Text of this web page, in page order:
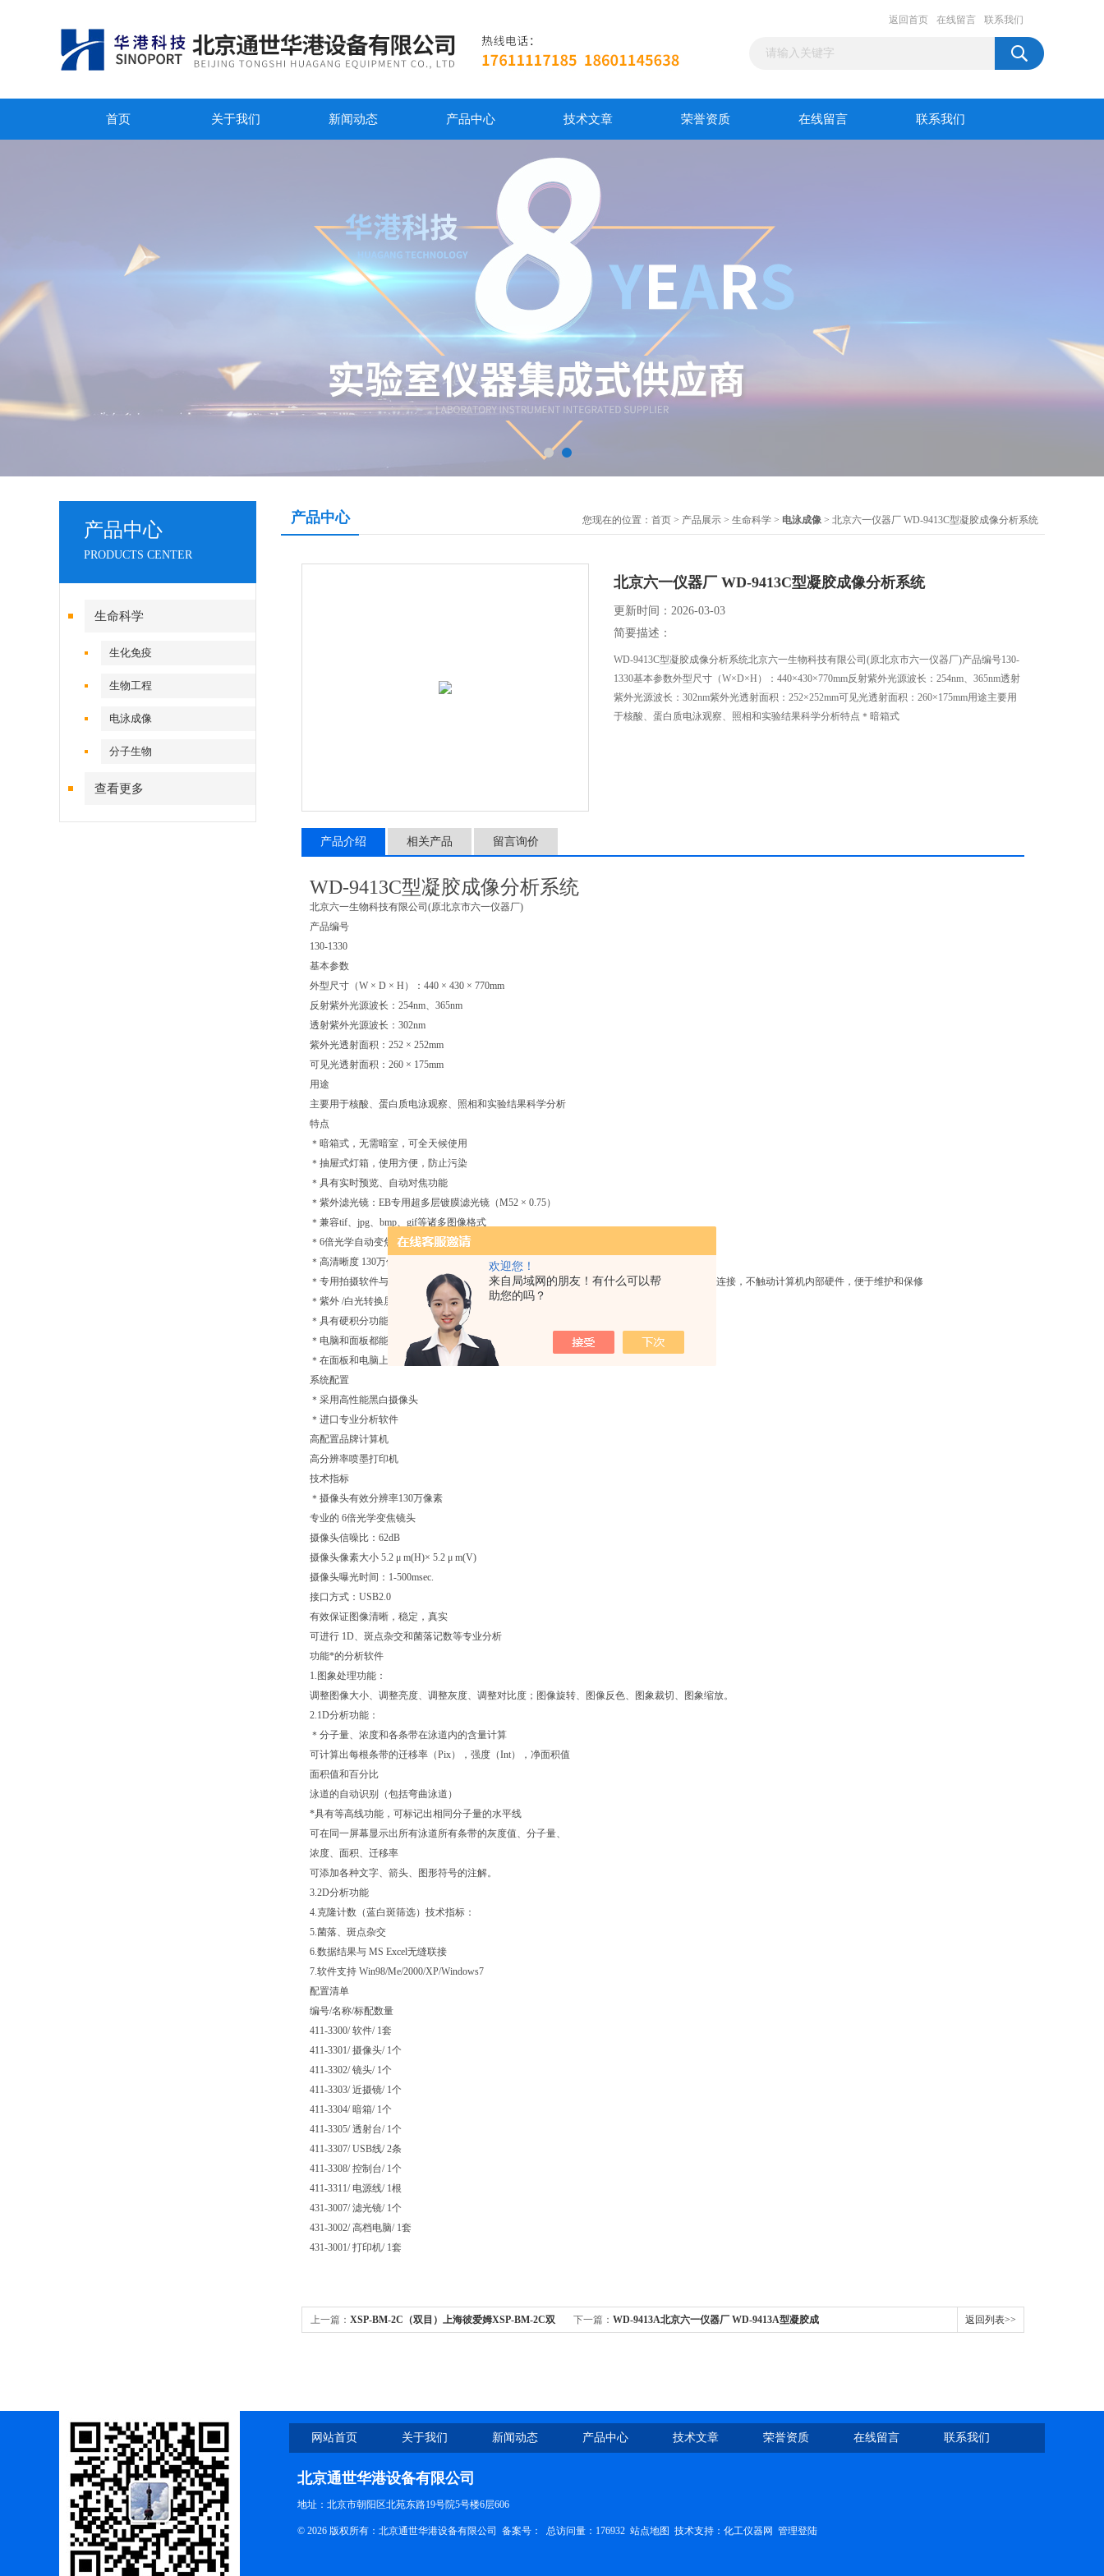
欢迎您！
来自局域网的朋友！有什么可以帮
助您的吗？
返回首页 在线留言 联系我们
首页 关于我们 新闻动态 产品中心 技术文章 荣誉资质 在线留言 联系我们
产品中心
PRODUCTS CENTER
生命科学
生化免疫
生物工程
电泳成像
分子生物
查看更多
产品中心 您现在的位置： 首页 > 产品展示 > 生命科学 > 电泳成像 > 北京六一仪器厂 WD-9413C型凝胶成像分析系统
北京六一仪器厂 WD-9413C型凝胶成像分析系统
更新时间：2026-03-03
简要描述：
WD-9413C型凝胶成像分析系统北京六一生物科技有限公司(原北京市六一仪器厂)产品编号130-
1330基本参数外型尺寸（W×D×H）：440×430×770mm反射紫外光源波长：254nm、365nm透射
紫外光源波长：302nm紫外光透射面积：252×252mm可见光透射面积：260×175mm用途主要用
于核酸、蛋白质电泳观察、照相和实验结果科学分析特点＊暗箱式
产品介绍 相关产品 留言询价
WD-9413C型凝胶成像分析系统
北京六一生物科技有限公司(原北京市六一仪器厂)
产品编号
130-1330
基本参数
外型尺寸（W × D × H）：440 × 430 × 770mm
反射紫外光源波长：254nm、365nm
透射紫外光源波长：302nm
紫外光透射面积：252 × 252mm
可见光透射面积：260 × 175mm
用途
主要用于核酸、蛋白质电泳观察、照相和实验结果科学分析
特点
＊暗箱式，无需暗室，可全天候使用
＊抽屉式灯箱，使用方便，防止污染
＊具有实时预览、自动对焦功能
＊紫外滤光镜：EB专用超多层镀膜滤光镜（M52 × 0.75）
＊兼容tif、jpg、bmp、gif等诸多图像格式
＊6倍光学自动变焦镜头；遥控电动变焦，智能化控制
＊高清晰度 130万像素摄像头，高品质成像质量
＊专用拍摄软件与分析软件一体操作，使观察、拍摄、分析一气呵成。通过 USB接口与计算机连接，不触动计算机内部硬件，便于维护和保修
＊紫外 /白光转换屏
＊具有硬积分功能
＊电脑和面板都能控制紫外灯
＊在面板和电脑上都可控制调焦、对焦和光圈大小
系统配置
＊采用高性能黑白摄像头
＊进口专业分析软件
高配置品牌计算机
高分辨率喷墨打印机
技术指标
＊摄像头有效分辨率130万像素
专业的 6倍光学变焦镜头
摄像头信噪比：62dB
摄像头像素大小 5.2 μ m(H)× 5.2 μ m(V)
摄像头曝光时间：1-500msec.
接口方式：USB2.0
有效保证图像清晰，稳定，真实
可进行 1D、斑点杂交和菌落记数等专业分析
功能*的分析软件
1.图象处理功能：
调整图像大小、调整亮度、调整灰度、调整对比度；图像旋转、图像反色、图象裁切、图象缩放。
2.1D分析功能：
＊分子量、浓度和各条带在泳道内的含量计算
可计算出每根条带的迁移率（Pix），强度（Int），净面积值
面积值和百分比
泳道的自动识别（包括弯曲泳道）
*具有等高线功能，可标记出相同分子量的水平线
可在同一屏幕显示出所有泳道所有条带的灰度值、分子量、
浓度、面积、迁移率
可添加各种文字、箭头、图形符号的注解。
3.2D分析功能
4.克隆计数（蓝白斑筛选）技术指标：
5.菌落、斑点杂交
6.数据结果与 MS Excel无缝联接
7.软件支持 Win98/Me/2000/XP/Windows7
配置清单
编号/名称/标配数量
411-3300/ 软件/ 1套
411-3301/ 摄像头/ 1个
411-3302/ 镜头/ 1个
411-3303/ 近摄镜/ 1个
411-3304/ 暗箱/ 1个
411-3305/ 透射台/ 1个
411-3307/ USB线/ 2条
411-3308/ 控制台/ 1个
411-3311/ 电源线/ 1根
431-3007/ 滤光镜/ 1个
431-3002/ 高档电脑/ 1套
431-3001/ 打印机/ 1套
上一篇： XSP-BM-2C（双目）上海彼爱姆XSP-BM-2C双 下一篇： WD-9413A北京六一仪器厂 WD-9413A型凝胶成 返回列表>>
网站首页 关于我们 新闻动态 产品中心 技术文章 荣誉资质 在线留言 联系我们
北京通世华港设备有限公司
地址：北京市朝阳区北苑东路19号院5号楼6层606
© 2026 版权所有：北京通世华港设备有限公司 备案号： 总访问量：176932 站点地图 技术支持： 化工仪器网 管理登陆